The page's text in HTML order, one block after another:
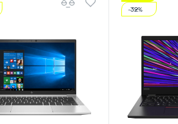
-32%